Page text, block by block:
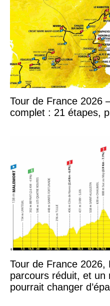
Tour de France 2026
complet : 21 étapes,
Tour de France 2026,
parcours réduit, et un
pourrait changer